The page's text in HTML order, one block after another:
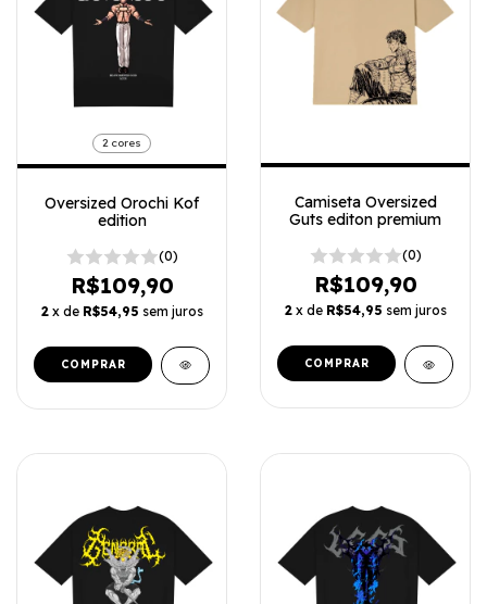
2 cores
Oversized Orochi Kof
edition
(0)
R$109,90
2 x de R$54,95 sem juros
COMPRAR
Camiseta Oversized
Guts editon premium
(0)
R$109,90
2 x de R$54,95 sem juros
COMPRAR